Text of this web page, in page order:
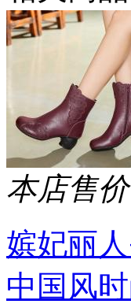
本店售价
嫔妃丽
中国风